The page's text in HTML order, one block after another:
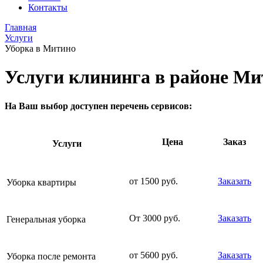
Контакты
Главная
Услуги
Уборка в Митино
Услуги клининга в районе
На Ваш выбор доступен перечень сервисов:
Услуги Цена Заказ
Уборка квартиры от 1500 руб. Заказать
Генеральная уборка От 3000 руб. Заказать
Уборка после ремонта от 5600 руб. Заказать